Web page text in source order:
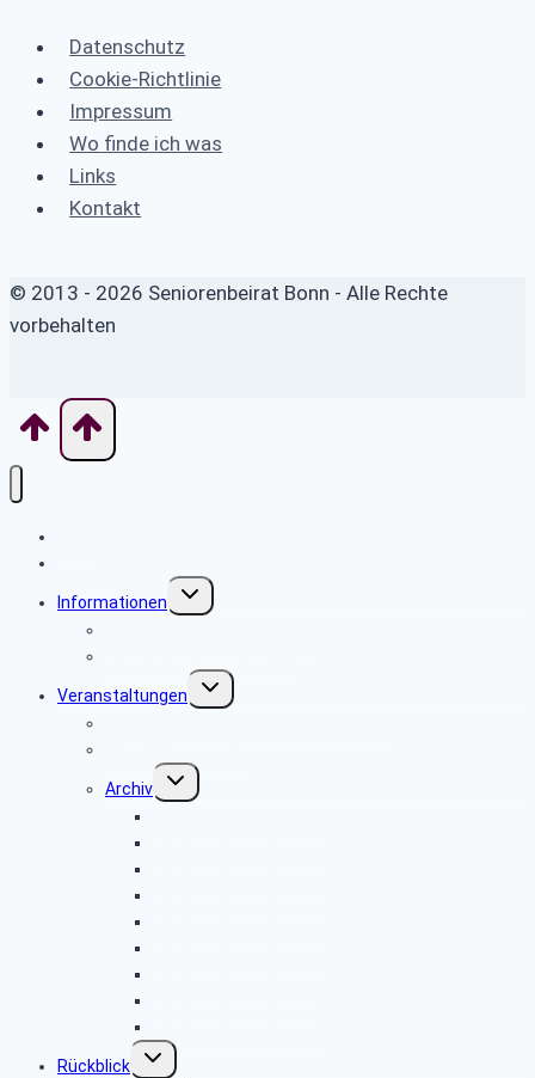
Datenschutz
Cookie-Richtlinie
Impressum
Wo finde ich was
Links
Kontakt
© 2013 - 2026 Seniorenbeirat Bonn - Alle Rechte
vorbehalten
Informationen
Untermenü
umschalten
Veranstaltungen
Untermenü
umschalten
Archiv
Untermenü
umschalten
Rückblick
Untermenü
umschalten